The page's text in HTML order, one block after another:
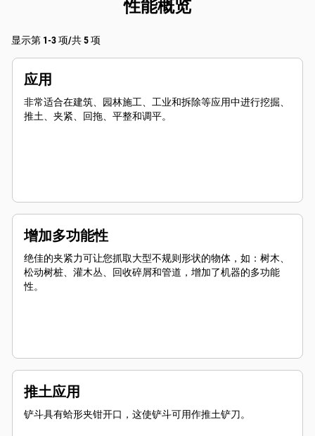
性能概览
显示第 1-3 项/共 5 项
应用
非常适合在建筑、园林施工、工业和拆除等应用中进行挖掘、
推土、夹紧、回拖、平整和调平。
增加多功能性
绝佳的夹紧力可让您抓取大型不规则形状的物体，如：树木、
松动树桩、灌木丛、回收碎屑和管道，增加了机器的多功能
性。
推土应用
铲斗具有蛤形夹钳开口，这使铲斗可用作推土铲刀。